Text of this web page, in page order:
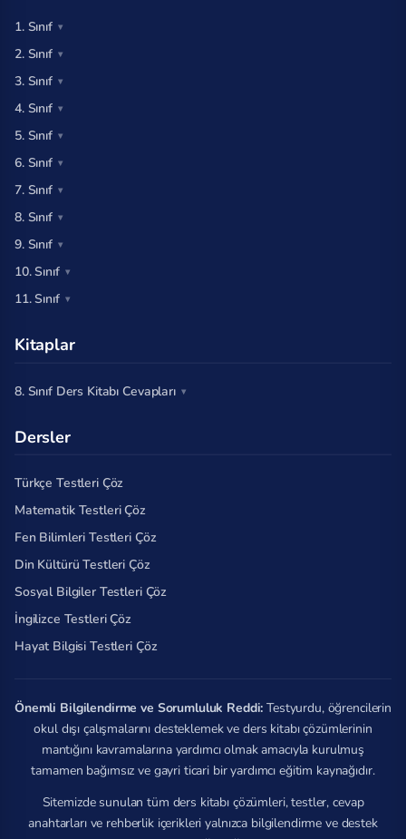
1. Sınıf
2. Sınıf
3. Sınıf
4. Sınıf
5. Sınıf
6. Sınıf
7. Sınıf
8. Sınıf
9. Sınıf
10. Sınıf
11. Sınıf
Kitaplar
8. Sınıf Ders Kitabı Cevapları
Dersler
Türkçe Testleri Çöz
Matematik Testleri Çöz
Fen Bilimleri Testleri Çöz
Din Kültürü Testleri Çöz
Sosyal Bilgiler Testleri Çöz
İngilizce Testleri Çöz
Hayat Bilgisi Testleri Çöz
Önemli Bilgilendirme ve Sorumluluk Reddi: Testyurdu, öğrencilerin
okul dışı çalışmalarını desteklemek ve ders kitabı çözümlerinin
mantığını kavramalarına yardımcı olmak amacıyla kurulmuş
tamamen bağımsız ve gayri ticari bir yardımcı eğitim kaynağıdır.
Sitemizde sunulan tüm ders kitabı çözümleri, testler, cevap
anahtarları ve rehberlik içerikleri yalnızca bilgilendirme ve destek